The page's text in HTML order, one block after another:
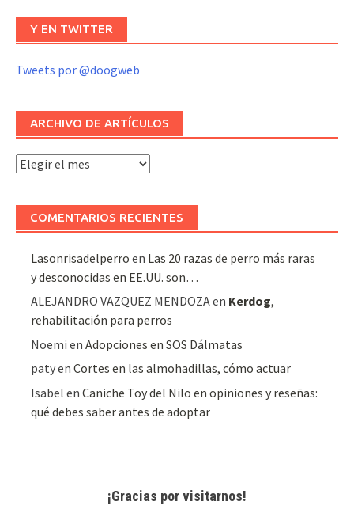
Y EN TWITTER
Tweets por @doogweb
ARCHIVO DE ARTÍCULOS
Archivo
COMENTARIOS RECIENTES
Lasonrisadelperro en Las 20 razas de perro más raras
y desconocidas en EE.UU. son…
ALEJANDRO VAZQUEZ MENDOZAen Kerdog,
rehabilitación para perros
Noemi enAdopciones en SOS Dálmatas
patyenCortes en las almohadillas, cómo actuar
Isabel enCaniche Toy del Nilo en opiniones y reseñas:
qué debes saber antes de adoptar
¡Gracias por visitarnos!